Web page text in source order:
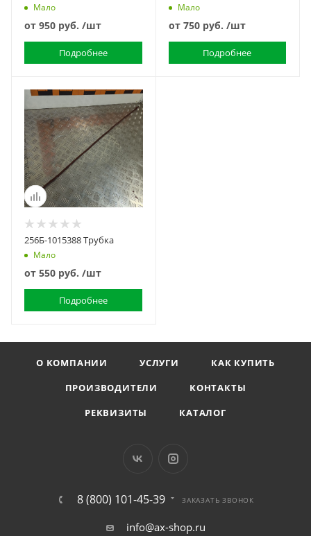
Мало
от 950 руб. /шт
Подробнее
Мало
от 750 руб. /шт
Подробнее
256Б-1015388 Трубка
Мало
от 550 руб. /шт
Подробнее
О КОМПАНИИ УСЛУГИ
КАК КУПИТЬ
ПРОИЗВОДИТЕЛИ
КОНТАКТЫ
РЕКВИЗИТЫ
КАТАЛОГ
8 (800) 101-45-39 ЗАКАЗАТЬ ЗВОНОК
info@ax-shop.ru